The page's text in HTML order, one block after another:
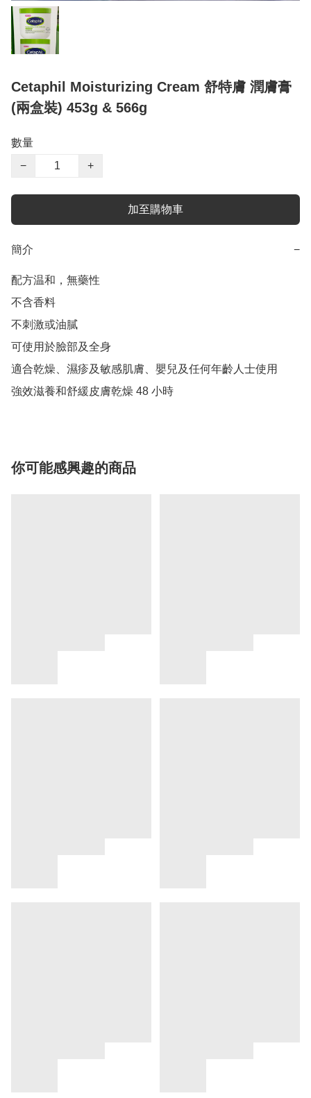
Cetaphil Moisturizing Cream 舒特膚 潤膚膏
(兩盒裝) 453g & 566g
數量
−
+
加至購物車
簡介 −
配方温和，無藥性
不含香料
不刺激或油膩
可使用於臉部及全身
適合乾燥、濕疹及敏感肌膚、嬰兒及任何年齡人士使用
強效滋養和舒緩皮膚乾燥 48 小時
你可能感興趣的商品